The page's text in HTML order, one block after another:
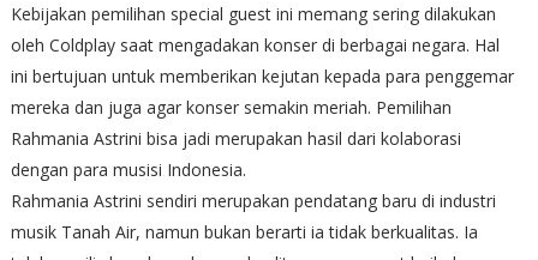
Kebijakan pemilihan special guest ini memang sering dilakukan
oleh Coldplay saat mengadakan konser di berbagai negara. Hal
ini bertujuan untuk memberikan kejutan kepada para penggemar
mereka dan juga agar konser semakin meriah. Pemilihan
Rahmania Astrini bisa jadi merupakan hasil dari kolaborasi
dengan para musisi Indonesia.
Rahmania Astrini sendiri merupakan pendatang baru di industri
musik Tanah Air, namun bukan berarti ia tidak berkualitas. Ia